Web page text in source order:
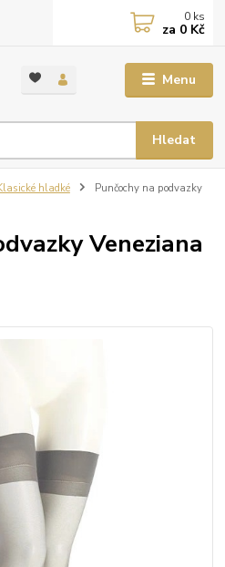
Menu
Hledat
0 ks
za 0 Kč
hladké
Punčochy na podvazky
Veneziana